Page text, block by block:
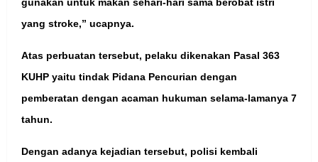
yang stroke,” ucapnya.
Atas perbuatan tersebut, pelaku dikenakan Pasal 363
KUHP yaitu tindak Pidana Pencurian dengan
pemberatan dengan acaman hukuman selama-lamanya 7
tahun.
Dengan adanya kejadian tersebut, polisi kembali